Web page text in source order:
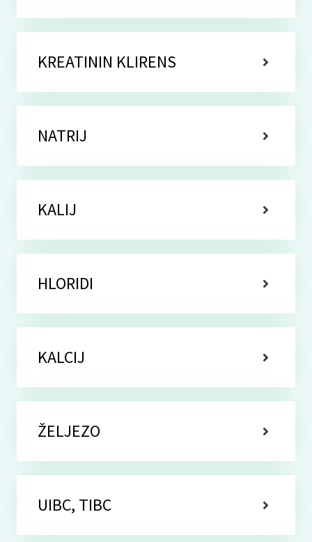
KREATININ KLIRENS
NATRIJ
KALIJ
HLORIDI
KALCIJ
ŽELJEZO
UIBC, TIBC